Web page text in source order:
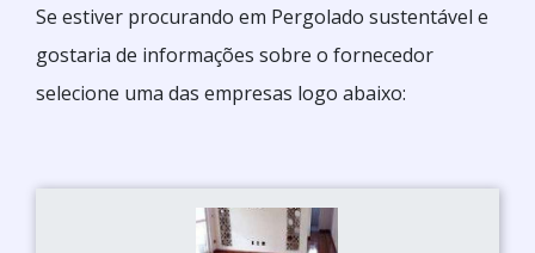
Se estiver procurando em Pergolado sustentável e
gostaria de informações sobre o fornecedor
selecione uma das empresas logo abaixo: